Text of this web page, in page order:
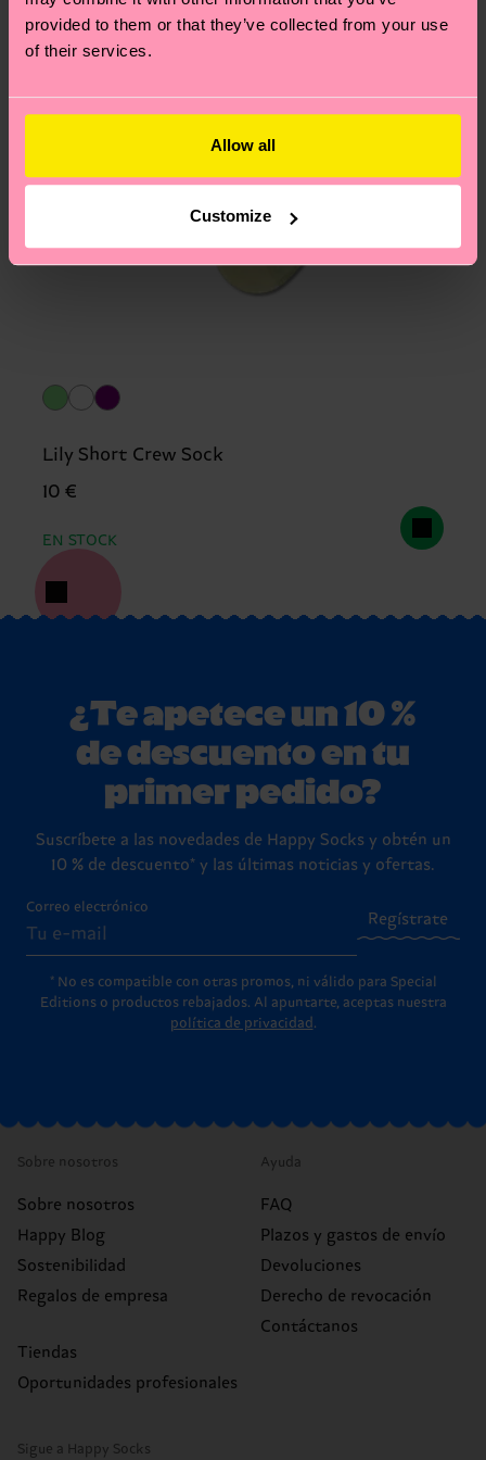
provided to them or that they’ve collected from your use
of their services.
Allow all
Customize
Lily Short Crew Sock
10 €
EN STOCK
¿Te apetece un 10 %
de descuento en tu
primer pedido?
Suscríbete a las novedades de Happy Socks y obtén un
10 % de descuento* y las últimas noticias y ofertas.
Correo electrónico
Regístrate
* No es compatible con otras promos, ni válido para Special
Editions o productos rebajados. Al apuntarte, aceptas nuestra
política de privacidad .
Sobre nosotros
Sobre nosotros
Happy Blog
Sostenibilidad
Regalos de empresa
Tiendas
Oportunidades profesionales
Ayuda
FAQ
Plazos y gastos de envío
Devoluciones
Derecho de revocación
Contáctanos
Sigue a Happy Socks